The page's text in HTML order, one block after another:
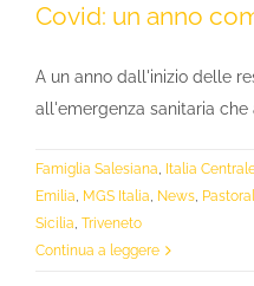
Covid: un anno
A un anno dall'inizio delle
all'emergenza sanitaria che
Famiglia Salesiana, Italia
Emilia, MGS Italia, News,
Sicilia, Triveneto
Continua a leggere